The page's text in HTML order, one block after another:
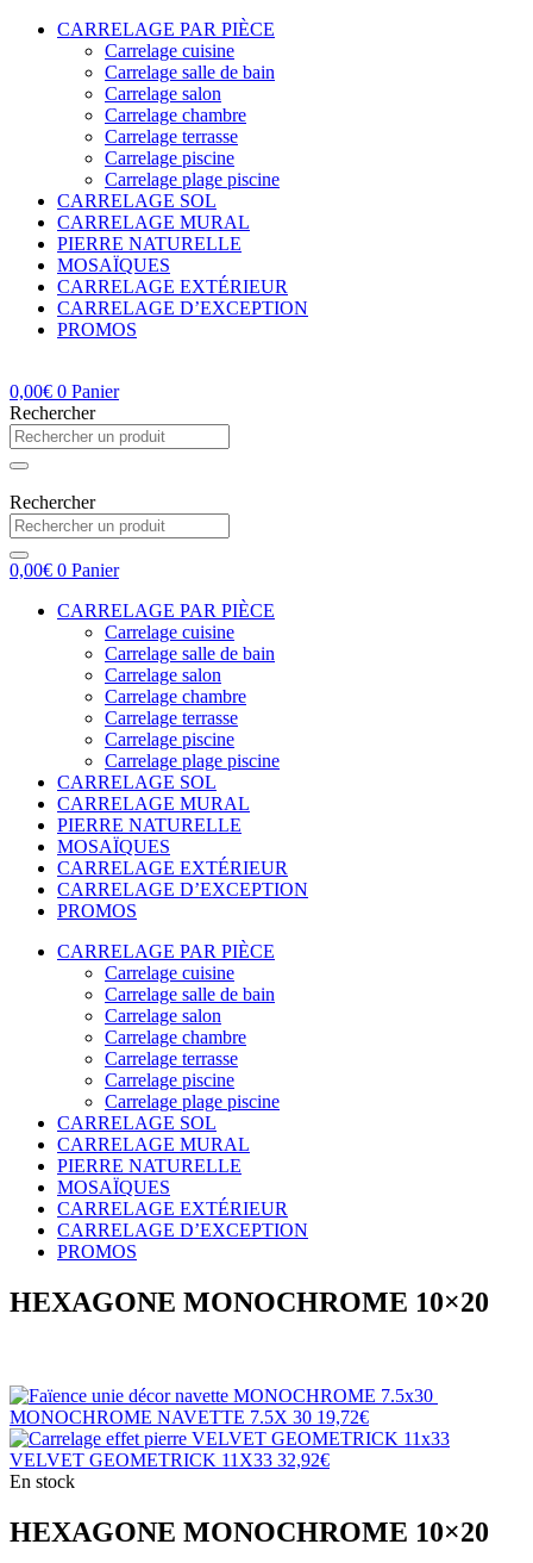
CARRELAGE PAR PIÈCE
Carrelage cuisine
Carrelage salle de bain
Carrelage salon
Carrelage chambre
Carrelage terrasse
Carrelage piscine
Carrelage plage piscine
CARRELAGE SOL
CARRELAGE MURAL
PIERRE NATURELLE
MOSAÏQUES
CARRELAGE EXTÉRIEUR
CARRELAGE D’EXCEPTION
PROMOS
0,00€ 0 Panier
Rechercher
Rechercher
0,00€ 0 Panier
CARRELAGE PAR PIÈCE
Carrelage cuisine
Carrelage salle de bain
Carrelage salon
Carrelage chambre
Carrelage terrasse
Carrelage piscine
Carrelage plage piscine
CARRELAGE SOL
CARRELAGE MURAL
PIERRE NATURELLE
MOSAÏQUES
CARRELAGE EXTÉRIEUR
CARRELAGE D’EXCEPTION
PROMOS
CARRELAGE PAR PIÈCE
Carrelage cuisine
Carrelage salle de bain
Carrelage salon
Carrelage chambre
Carrelage terrasse
Carrelage piscine
Carrelage plage piscine
CARRELAGE SOL
CARRELAGE MURAL
PIERRE NATURELLE
MOSAÏQUES
CARRELAGE EXTÉRIEUR
CARRELAGE D’EXCEPTION
PROMOS
HEXAGONE MONOCHROME 10×20
MONOCHROME NAVETTE 7.5X 30 19,72€
VELVET GEOMETRICK 11X33 32,92€
En stock
HEXAGONE MONOCHROME 10×20